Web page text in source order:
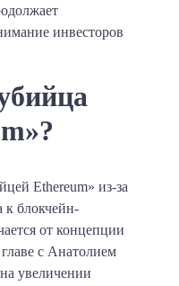
инвесторов
Ethereum» из-за
к блокчейн-
от концепции
с Анатолием
увеличении